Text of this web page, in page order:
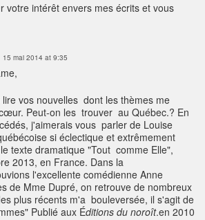
votre intérêt envers mes écrits et vous
15 mai 2014 at 9:35
vos nouvelles dont les thèmes me
Peut-on les trouver au Québec.? En
j'aimerais vous parler de Louise
si éclectique et extrêmement
texte dramatique "Tout comme Elle",
2013, en France. Dans la
l'excellente comédienne Anne
de Mme Dupré, on retrouve de nombreux
plus récents m'a bouleversée, il s'agit de
Publié aux Éditions du noroît.en 2010